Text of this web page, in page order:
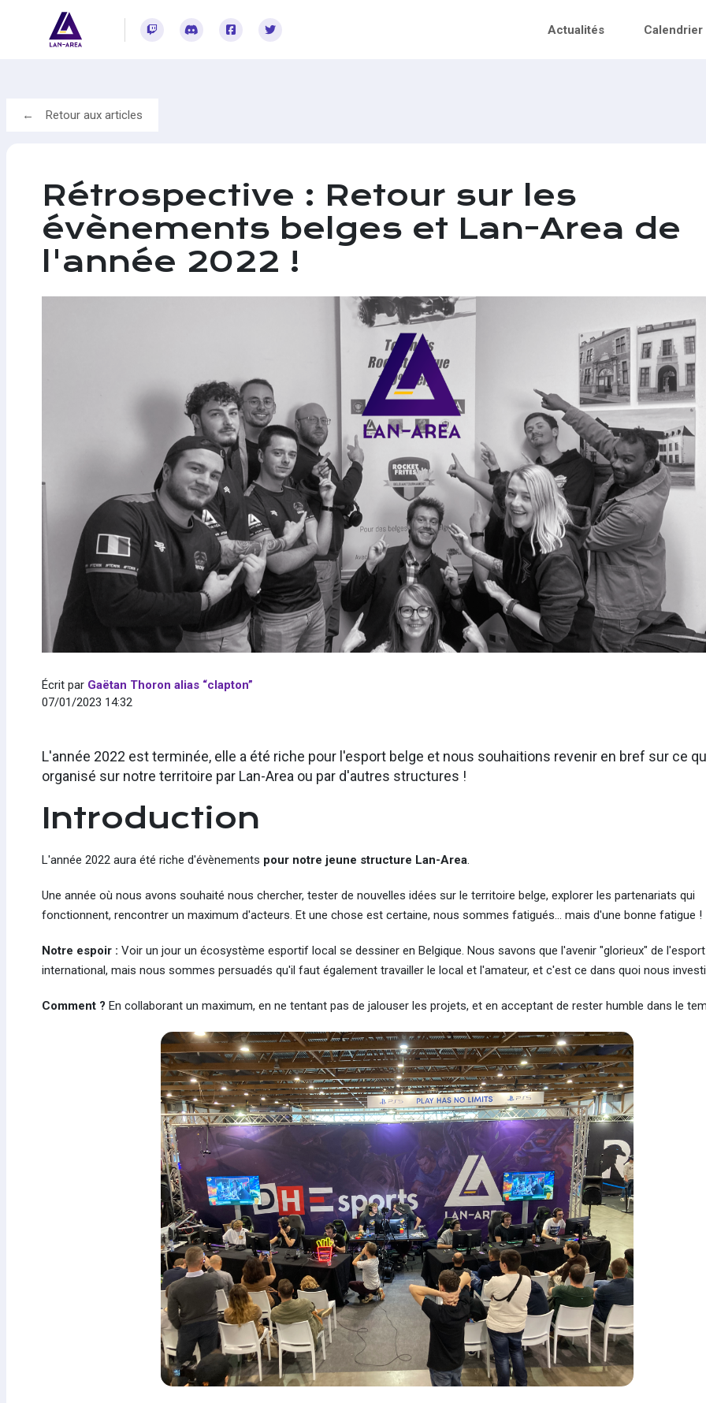
Rejoignez-vous sur Twitch
Rejoignez-vous sur Discord
Rejoignez-vous sur Facebook
Rejoignez-vous sur Twitter Actualités Calendrier
Retour aux articles
Rétrospective : Retour sur les
évènements belges et Lan-Area de
l'année 2022 !
Écrit par Gaëtan Thoron alias “clapton”
07/01/2023 14:32
L'année 2022 est terminée, elle a été riche pour l'esport belge et nous souhaitions revenir en bref sur ce
organisé sur notre territoire par Lan-Area ou par d'autres structures !
Introduction
L'année 2022 aura été riche d'évènements pour notre jeune structure Lan-Area.
Une année où nous avons souhaité nous chercher, tester de nouvelles idées sur le territoire belge, explorer les partenariats qui
fonctionnent, rencontrer un maximum d'acteurs. Et une chose est certaine, nous sommes fatigués... mais d'une bonne fatigue !
Notre espoir : Voir un jour un écosystème esportif local se dessiner en Belgique. Nous savons que l'avenir "glorieux" de
international, mais nous sommes persuadés qu'il faut également travailler le local et l'amateur, et c'est ce dans quoi nous
Comment ? En collaborant un maximum, en ne tentant pas de jalouser les projets, et en acceptant de rester humble dans le